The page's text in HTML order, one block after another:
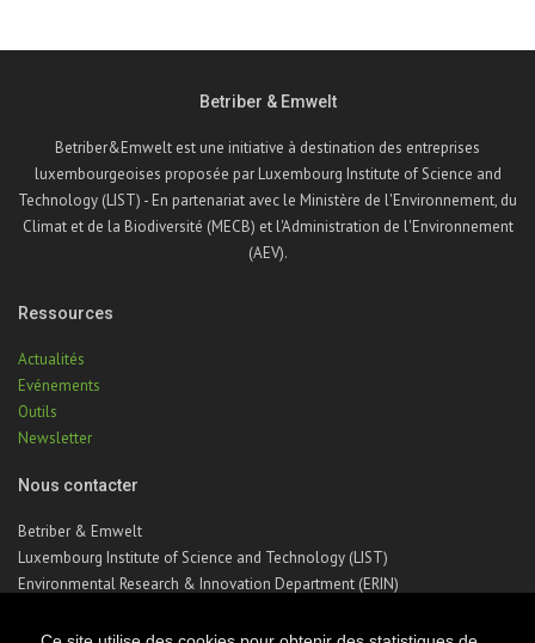
Betriber & Emwelt
Betriber&Emwelt est une initiative à destination des entreprises
luxembourgeoises proposée par Luxembourg Institute of Science and
Technology (LIST) - En partenariat avec le Ministère de l'Environnement, du
Climat et de la Biodiversité (MECB) et l'Administration de l'Environnement
(AEV).
Ressources
Actualités
Evénements
Outils
Newsletter
Nous contacter
Betriber & Emwelt
Luxembourg Institute of Science and Technology (LIST)
Environmental Research & Innovation Department (ERIN)
Téléphone : +352 275 888 – 1